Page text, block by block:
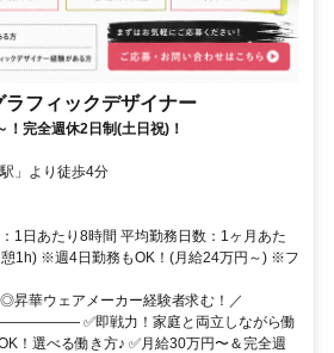
ラフィックデザイナー
完全週休2日制(土日祝)！
」より徒歩4分
1日あたり8時間 平均勤務日数：1ヶ月あた
1h) ※週4日勤務もOK！(月給24万円～) ※フ
昇華ウェアメーカー経験者求む！／
✅即戦力！家庭と両立しながら働
！選べる働き方♪ ✅月給30万円〜＆完全週